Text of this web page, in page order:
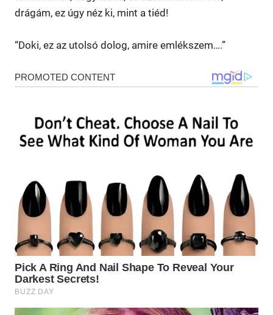
drágám, ez úgy néz ki, mint a tiéd!
“Doki, ez az utolsó dolog, amire emlékszem….”